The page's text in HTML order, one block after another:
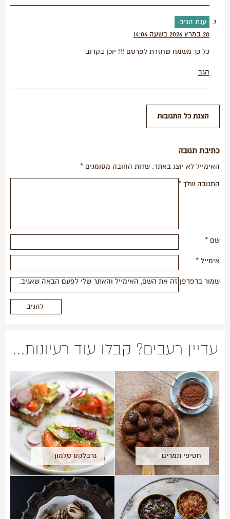
ענת
הגיב:
28 במרץ 2026 בשעה 14:04
כל כך משמח שחזרת לפרסם !!! יוכן בקרוב
הגב
כתיבת תגובה
האימייל לא יוצג באתר. שדות החובה מסומנים *
התגובה שלך *
שם *
אימייל *
שמור בדפדפן זה את השם, האימייל והאתר שלי לפעם הבאה שאגיב.
עדיין רעבים? קבלו עוד רעיונות...
חטיפי תמרים
וקקאו
גרבלקס סלמון
(סלמון כבוש)